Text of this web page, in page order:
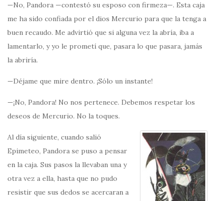
—No, Pandora —contestó su esposo con firmeza—. Esta caja
me ha sido confiada por el dios Mercurio para que la tenga a
buen recaudo. Me advirtió que si alguna vez la abría, iba a
lamentarlo, y yo le prometí que, pasara lo que pasara, jamás
la abriría.
—Déjame que mire dentro. ¡Sólo un instante!
—¡No, Pandora! No nos pertenece. Debemos respetar los
deseos de Mercurio. No la toques.
Al día siguiente, cuando salió
Epimeteo, Pandora se puso a pensar
en la caja. Sus pasos la llevaban una y
otra vez a ella, hasta que no pudo
resistir que sus dedos se acercaran a